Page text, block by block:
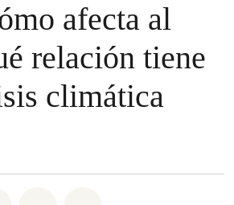
afecta al
relación tiene
climática